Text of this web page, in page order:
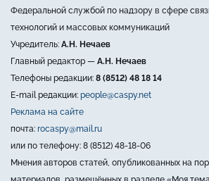
Федеральной службой по надзору в сфере
технологий и массовых коммуникаций
Учредитель: А.Н. Нечаев
Главный редактор — А.Н. Нечаев
Телефоны редакции: 8 (8512) 48 18 14
E-mail редакции: people@caspy.net
Реклама на сайте
почта: rocaspy@mail.ru
или по телефону: 8 (8512) 48-18-06
Мнения авторов статей, опубликованных на